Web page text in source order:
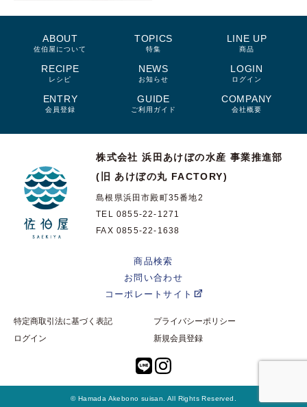
ABOUT
佐伯屋について
TOPICS
特集
LINE UP
商品
RECIPE
レシピ
NEWS
お知らせ
LOGIN
ログイン
ENTRY
会員登録
GUIDE
ご利用ガイド
COMPANY
会社概要
株式会社 浜田あけぼの水産 事業推進部
(旧 あけぼの丸 FACTORY)
島根県浜田市殿町35番地2
TEL 0855-22-1271
FAX 0855-22-1638
商品検索
お問い合わせ
コーポレートサイト
特定商取引法に基づく表記
プライバシーポリシー
ログイン
新規会員登録
© Hamada Akebono suisan. All Rights Reserved.